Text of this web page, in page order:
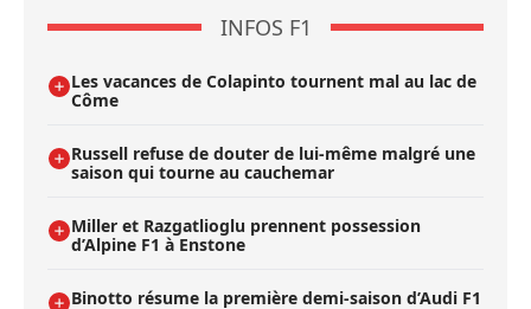
INFOS F1
Les vacances de Colapinto tournent mal au lac de
Côme
Russell refuse de douter de lui-même malgré une
saison qui tourne au cauchemar
Miller et Razgatlioglu prennent possession
d’Alpine F1 à Enstone
Binotto résume la première demi-saison d’Audi F1